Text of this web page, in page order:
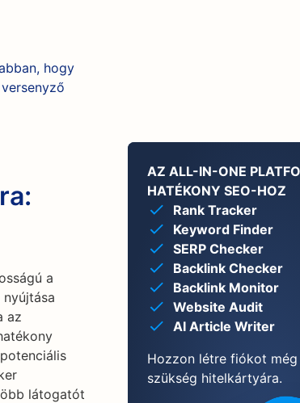
hogy
a
az
látogatót
AZ ALL-IN-ONE
HATÉKONY SEO-HOZ
Rank Tracker
Keyword Finder
SERP Checker
Backlink Checker
Backlink Monitor
Website Audit
AI Article Writer
Hozzon létre fiókot még
szükség hitelkártyára.